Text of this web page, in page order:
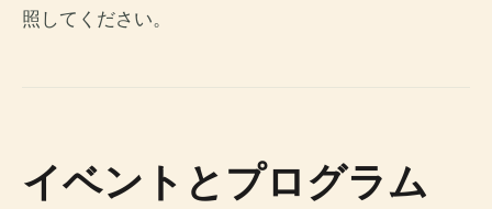
照してください。
イベントとプログラム